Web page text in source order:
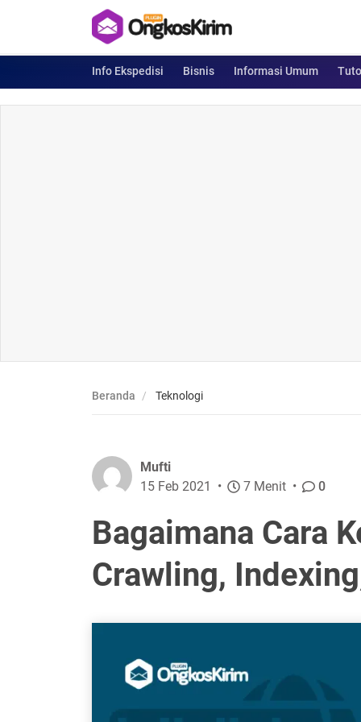
Info Ekspedisi Bisnis Informasi Umum
Beranda Teknologi
Bagaimana Cara
Crawling,
Mufti
15 Feb 2021
7 Menit 0